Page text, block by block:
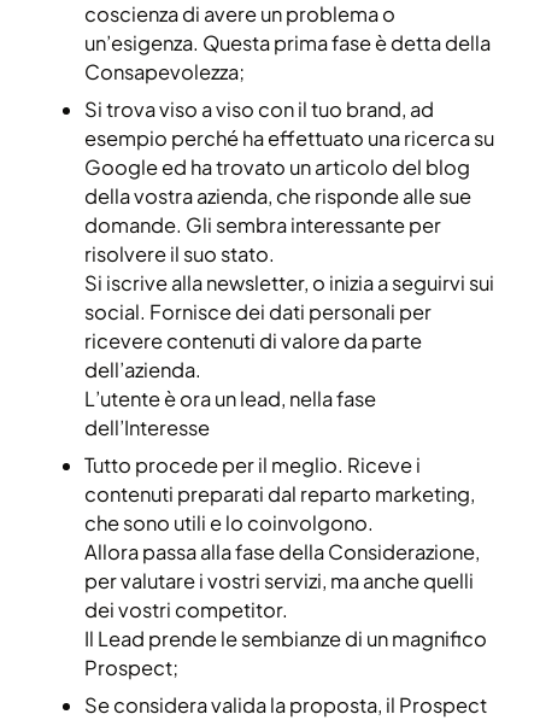
coscienza di avere un problema o
un’esigenza. Questa prima fase è detta della
Consapevolezza;
Si trova viso a viso con il tuo brand, ad
esempio perché ha effettuato una ricerca su
Google ed ha trovato un articolo del blog
della vostra azienda, che risponde alle sue
domande. Gli sembra interessante per
risolvere il suo stato.
Si iscrive alla newsletter, o inizia a seguirvi sui
social. Fornisce dei dati personali per
ricevere contenuti di valore da parte
dell’azienda.
L’utente è ora un lead, nella fase
dell’Interesse
Tutto procede per il meglio. Riceve i
contenuti preparati dal reparto marketing,
che sono utili e lo coinvolgono.
Allora passa alla fase della Considerazione,
per valutare i vostri servizi, ma anche quelli
dei vostri competitor.
Il Lead prende le sembianze di un magnifico
Prospect;
Se considera valida la proposta, il Prospect